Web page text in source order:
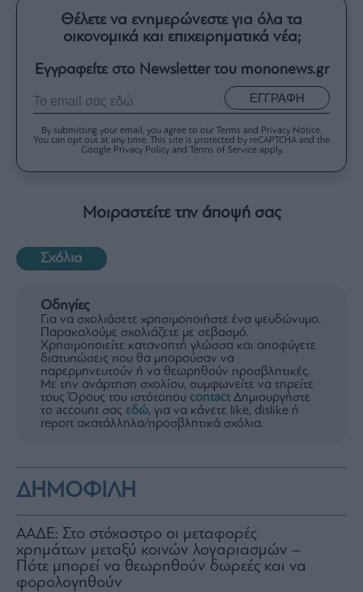
Θέλετε να ενημερώνεστε για όλα τα
οικονομικά και επιχειρηματικά νέα;
Εγγραφείτε στο Newsletter του mononews.gr
ΕΓΓΡΑΦΗ
By submitting your email, you agree to our Terms and Privacy Notice.
You can opt out at any time. This site is protected by reCAPTCHA and the
Google Privacy Policy and Terms of Service apply.
Μοιραστείτε την άποψή σας
Σχόλια
Οδηγίες
Για να σχολιάσετε χρησιμοποιήστε ένα ψευδώνυμο.
Παρακαλούμε σχολιάζετε με σεβασμό.
Χρησιμοποιείτε κατανοητή γλώσσα και αποφύγετε
διατυπώσεις που θα μπορούσαν να
παρερμηνευτούν ή να θεωρηθούν προσβλητικές.
Με την ανάρτηση σχολίου, συμφωνείτε να τηρείτε
τους Όρους του ιστότοπου contactΔημιουργήστε
το account σας εδώ, για να κάνετε like, dislike ή
report ακατάλληλα/προσβλητικά σχόλια.
ΔΗΜΟΦΙΛΗ
ΑΑΔΕ: Στο στόχαστρο οι μεταφορές
χρημάτων μεταξύ κοινών λογαριασμών –
Πότε μπορεί να θεωρηθούν δωρεές και να
φορολογηθούν